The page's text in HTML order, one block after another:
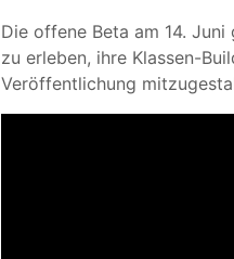
Die offene Beta am 14.
zu erleben, ihre Klassen-
Veröffentlichung